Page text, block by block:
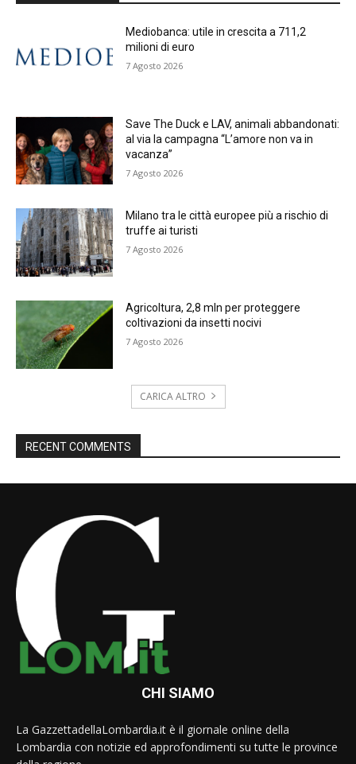
Mediobanca: utile in crescita a 711,2
milioni di euro
7 Agosto 2026
Save The Duck e LAV, animali abbandonati:
al via la campagna “L’amore non va in
vacanza”
7 Agosto 2026
Milano tra le città europee più a rischio di
truffe ai turisti
7 Agosto 2026
Agricoltura, 2,8 mln per proteggere
coltivazioni da insetti nocivi
7 Agosto 2026
CARICA ALTRO
RECENT COMMENTS
CHI SIAMO
La GazzettadellaLombardia.it è il giornale online della
Lombardia con notizie ed approfondimenti su tutte le province